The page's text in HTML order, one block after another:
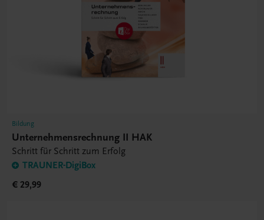
Bildung
Unternehmensrechnung II HAK
Schritt für Schritt zum Erfolg
TRAUNER-DigiBox
€ 29,99